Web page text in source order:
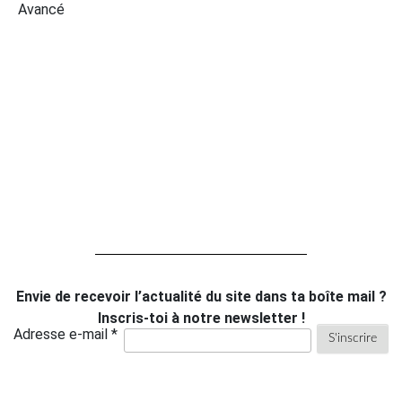
Avancé
Envie de recevoir l’actualité du site dans ta boîte mail ?
Inscris-toi à notre newsletter !
Adresse e-mail *